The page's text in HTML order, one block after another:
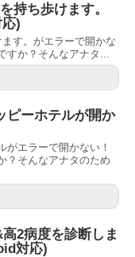
持ち歩けます。
)
す。がエラーで開かな
か？そんなアナタ...
ピーホテルが開か
がエラーで開かない！
？そんなアナタのため
2病度を診断しま
対応)